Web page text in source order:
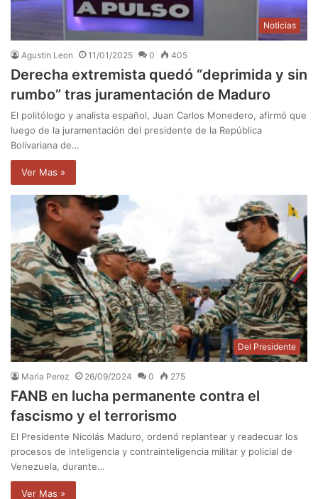
Noticias
Agustin Leon 11/01/2025 0 405
Derecha extremista quedó “deprimida y sin
rumbo” tras juramentación de Maduro
El politólogo y analista español, Juan Carlos Monedero, afirmó que
luego de la juramentación del presidente de la República
Bolivariana de…
Ver Mas »
Del Presidente
Maria Perez 26/09/2024 0 275
FANB en lucha permanente contra el
fascismo y el terrorismo
El Presidente Nicolás Maduro, ordenó replantear y readecuar los
procesos de inteligencia y contrainteligencia militar y policial de
Venezuela, durante…
Ver Mas »